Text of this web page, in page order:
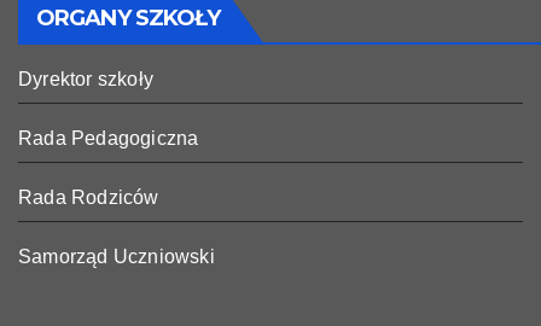
ORGANY SZKOŁY
Dyrektor szkoły
Rada Pedagogiczna
Rada Rodziców
Samorząd Uczniowski